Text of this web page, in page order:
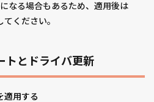
なる場合もあるため、適用後は
ください。
とドライバ更新
用する